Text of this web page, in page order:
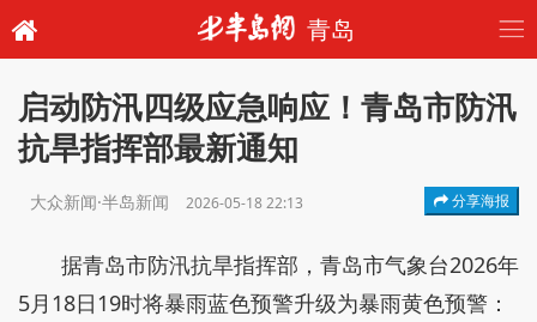
青岛
启动防汛四级应急响应！青岛市防汛
抗旱指挥部最新通知
大众新闻·半岛新闻 2026-05-18 22:13 分享海报
据青岛市防汛抗旱指挥部，青岛市气象台2026年
5月18日19时将暴雨蓝色预警升级为暴雨黄色预警：